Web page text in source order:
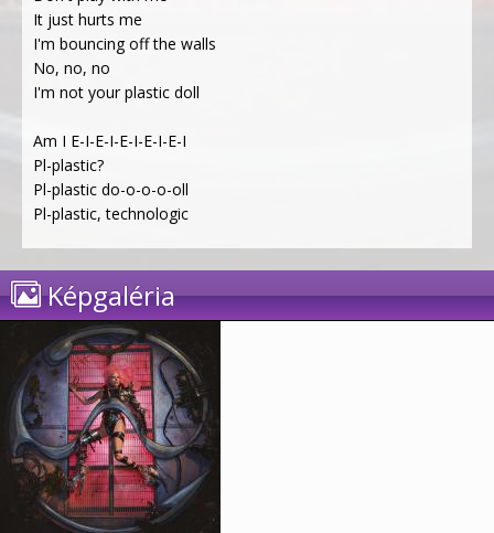
It just hurts me
I'm bouncing off the walls
No, no, no
I'm not your plastic doll
Am I E-I-E-I-E-I-E-I-E-I
Pl-plastic?
Pl-plastic do-o-o-o-oll
Pl-plastic, technologic
Képgaléria